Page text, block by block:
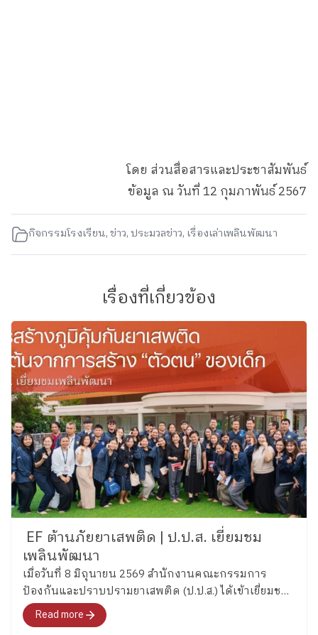
โดย ส่วนสื่อสารและประชาสัมพันธ์
ข้อมูล ณ วันที่ 12 กุมภาพันธ์ 2567
กิจกรรมโรงเรียน,ข่าว, ประมวลข่าว, เรื่องเล่าเพลินพัฒนา
เรื่องที่เกี่ยวข้อง
EF ต้านภัยยาเสพติด | ป.ป.ส. เยี่ยมชม
เพลินพัฒนา
เมื่อวันที่ 8 มิถุนายน 2569 สำนักงานคณะกรรมการ
ป้องกันและปราบปรามยาเสพติด (ป.ป.ส.) ได้เข้าเยี่ยมชม
และศึกษากระบวนการพัฒนาทักษะสมองเพื่อการจัดการ
ชีวิต (Executive Functions : EF) ของโรงเรียนเพลิน
Read more